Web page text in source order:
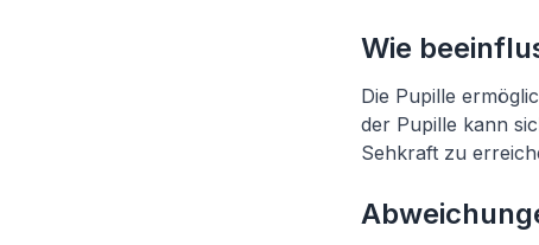
Wie
Die Pupille
der Pupille kann
Sehkraft zu